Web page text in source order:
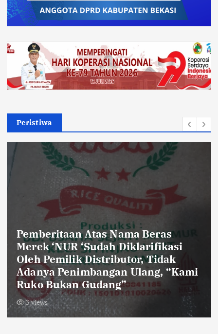
Peristiwa
Petahana Dano Sumarno Jadi
Pendaftar Kelima Pilkades
Sukaraya
4 views